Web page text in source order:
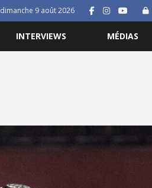
dimanche 9 août 2026
INTERVIEWS MÉDIAS